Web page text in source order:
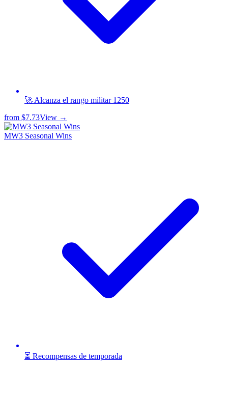
🚀 Alcanza el rango militar 1250
from $7.73View →
MW3 Seasonal Wins
⏳ Recompensas de temporada